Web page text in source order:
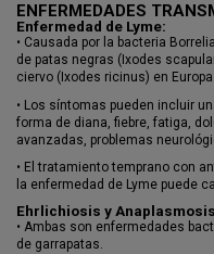
ENFERMEDADES
Enfermedad de Lyme:
• Causada por la bacteria
de patas negras (Ixodes
ciervo (Ixodes ricinus) en Europa.
• Los síntomas pueden incluir
forma de diana, fiebre, fatiga,
avanzadas, problemas
• El tratamiento temprano con
la enfermedad de Lyme puede
Ehrlichiosis y
• Ambas son enfermedades
de garrapatas.